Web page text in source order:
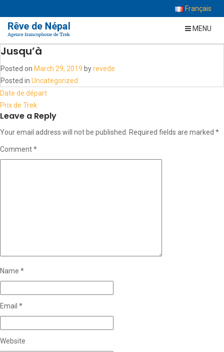
Français
MENU
Jusqu’à
Posted on March 29, 2019 byrevede
Posted in Uncategorized
Post
navigation
Date de départ
Prix de Trek
Leave a Reply
Your email address will not be published. Required fields are marked *
Comment*
Name *
Email *
Website